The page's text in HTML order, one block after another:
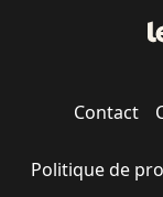
Contact
Politique de